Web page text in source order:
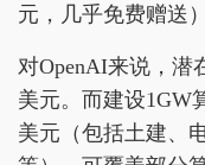
元，几乎免费赠送）
对OpenAI来说，潜
美元。而建设1GW
美元（包括土建、